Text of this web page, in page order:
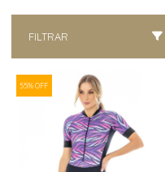
FILTRAR
55% OFF